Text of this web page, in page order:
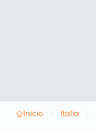
Inicio Italia